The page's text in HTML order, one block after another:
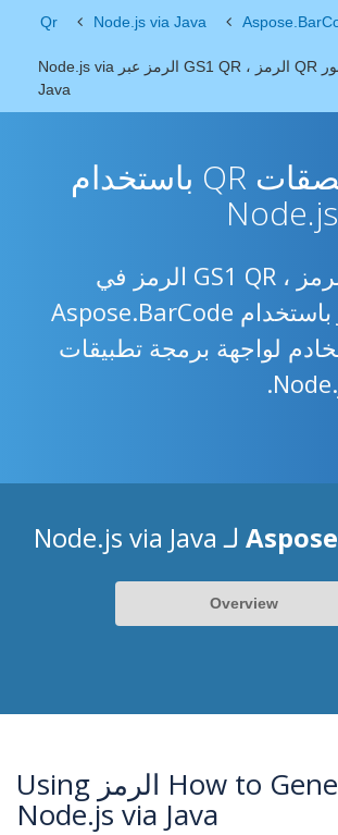
Node.js via Java
Qr
إنشاء صور QR الرمز ، GS1 QR الرمز عبر Node.js via
Java
إنشاء ملصقات QR باستخدام
أنشئ QR الرمز ، GS1 QR الرمز في
JavaScript باستخدام Aspose.BarCode
لواجهة برمجة تطبيقات
لـ Node.js via Java
Overview
How to Generate QR الرمز Using
Node.js via Java